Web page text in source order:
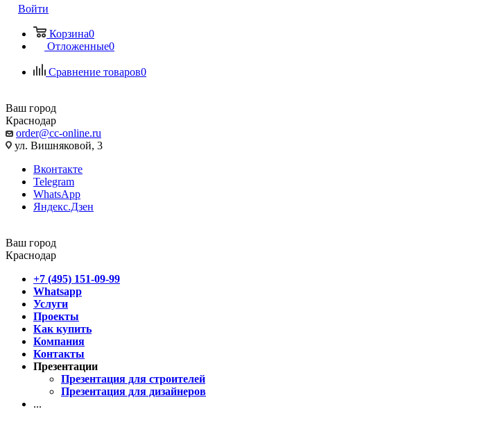
Войти
Корзина0
Отложенные0
Сравнение товаров0
Ваш город
Краснодар
order@cc-online.ru
ул. Вишняковой, 3
Вконтакте
Telegram
WhatsApp
Яндекс.Дзен
Ваш город
Краснодар
+7 (495) 151-09-99
Whatsapp
Услуги
Проекты
Как купить
Компания
Контакты
Презентации
Презентация для строителей
Презентация для дизайнеров
...